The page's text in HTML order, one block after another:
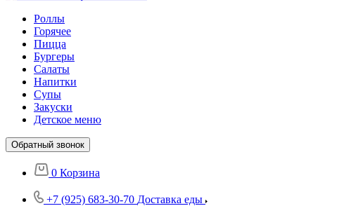
Роллы
Горячее
Пицца
Бургеры
Салаты
Напитки
Супы
Закуски
Детское меню
Обратный звонок
0 Корзина
+7 (925) 683-30-70 Доставка еды